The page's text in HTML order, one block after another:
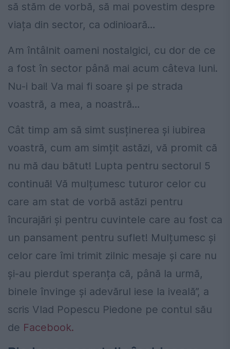
să stăm de vorbă, să mai povestim despre
viața din sector, ca odinioară…
Am întâlnit oameni nostalgici, cu dor de ce
a fost în sector până mai acum câteva luni.
Nu-i bai! Va mai fi soare și pe strada
voastră, a mea, a noastră…
Cât timp am să simt susținerea și iubirea
voastră, cum am simțit astăzi, vă promit că
nu mă dau bătut! Lupta pentru sectorul 5
continuă! Vă mulțumesc tuturor celor cu
care am stat de vorbă astăzi pentru
încurajări și pentru cuvintele care au fost ca
un pansament pentru suflet! Mulțumesc și
celor care îmi trimit zilnic mesaje și care nu
și-au pierdut speranța că, până la urmă,
binele învinge și adevărul iese la iveală”, a
scris Vlad Popescu Piedone pe contul său
de Facebook.